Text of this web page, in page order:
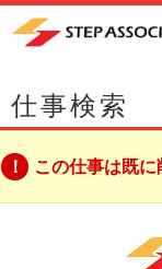
仕事検索
この仕事は既に